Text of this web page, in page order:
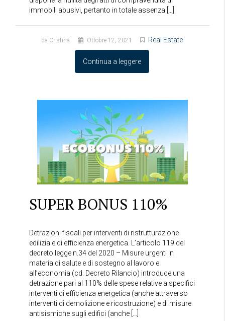
immobili abusivi, pertanto in totale assenza […]
da Cristina Ottobre 12, 2021 Real Estate
Continua a leggere
SUPER BONUS 110%
Detrazioni fiscali per interventi di ristrutturazione
edilizia e di efficienza energetica. L’articolo 119 del
decreto legge n.34 del 2020 – Misure urgenti in
materia di salute e di sostegno al lavoro e
all’economia (cd. Decreto Rilancio) introduce una
detrazione pari al 110% delle spese relative a specifici
interventi di efficienza energetica (anche attraverso
interventi di demolizione e ricostruzione) e di misure
antisismiche sugli edifici (anche […]